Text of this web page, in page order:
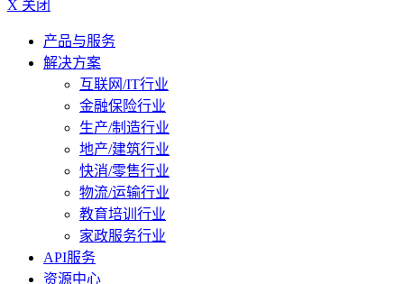
X 关闭
产品与服务
解决方案
互联网/IT行业
金融保险行业
生产/制造行业
地产/建筑行业
快消/零售行业
物流/运输行业
教育培训行业
家政服务行业
API服务
资源中心